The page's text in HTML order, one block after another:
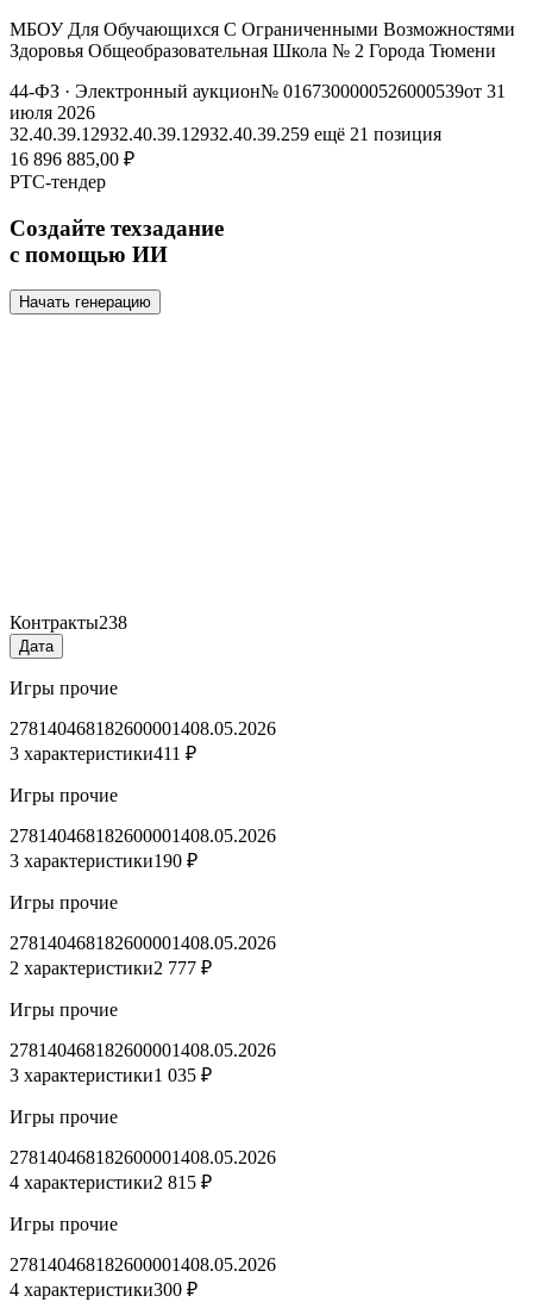
МБОУ Для Обучающихся С Ограниченными Возможностями
Здоровья Общеобразовательная Школа № 2 Города Тюмени
44-ФЗ · Электронный аукцион№ 0167300000526000539от 31
июля 2026
32.40.39.12932.40.39.12932.40.39.259 ещё 21 позиция
16 896 885,00 ₽
РТС-тендер
Создайте техзадание
с помощью ИИ
Начать генерацию
Контракты238
Дата
Игры прочие
278140468182600001408.05.2026
3 характеристики411 ₽
Игры прочие
278140468182600001408.05.2026
3 характеристики190 ₽
Игры прочие
278140468182600001408.05.2026
2 характеристики2 777 ₽
Игры прочие
278140468182600001408.05.2026
3 характеристики1 035 ₽
Игры прочие
278140468182600001408.05.2026
4 характеристики2 815 ₽
Игры прочие
278140468182600001408.05.2026
4 характеристики300 ₽